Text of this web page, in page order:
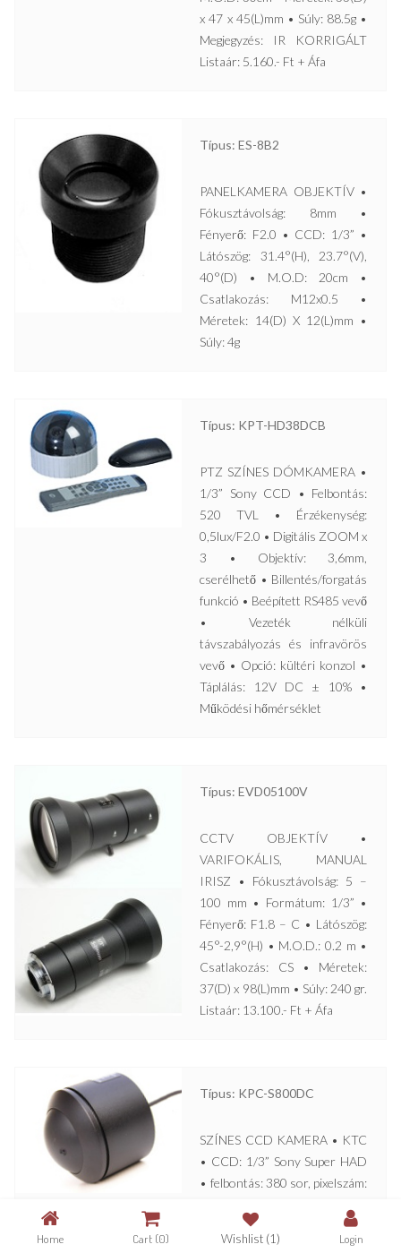
x 47 x 45(L)mm • Súly: 88.5g •
Megjegyzés: IR KORRIGÁLT
Listaár: 5.160.- Ft + Áfa
Típus: ES-8B2
PANELKAMERA OBJEKTÍV •
Fókusztávolság: 8mm •
Fényerő: F2.0 • CCD: 1/3” •
Látószög: 31.4°(H), 23.7°(V),
40°(D) • M.O.D: 20cm •
Csatlakozás: M12x0.5 •
Méretek: 14(D) X 12(L)mm •
Súly: 4g
Típus: KPT-HD38DCB
PTZ SZÍNES DÓMKAMERA •
1/3” Sony CCD • Felbontás:
520 TVL • Érzékenység:
0,5lux/F2.0 • Digitális ZOOM x
3 • Objektív: 3,6mm,
cserélhető • Billentés/forgatás
funkció • Beépített RS485 vevő
• Vezeték nélküli
távszabályozás és infravörös
vevő • Opció: kültéri konzol •
Táplálás: 12V DC ± 10% •
Működési hőmérséklet
Típus: EVD05100V
CCTV OBJEKTÍV •
VARIFOKÁLIS, MANUAL
IRISZ • Fókusztávolság: 5 –
100 mm • Formátum: 1/3” •
Fényerő: F1.8 – C • Látószög:
45°-2,9°(H) • M.O.D.: 0.2 m •
Csatlakozás: CS • Méretek:
37(D) x 98(L)mm • Súly: 240 gr.
Listaár: 13.100.- Ft + Áfa
Típus: KPC-S800DC
SZÍNES CCD KAMERA • KTC
• CCD: 1/3” Sony Super HAD
• felbontás: 380 sor, pixelszám:
lux/F2 • objektív: Pinhole, f =
3,7 mm • 12 V DC, 180 mA •
Home Cart (0) Wishlist (1) Login